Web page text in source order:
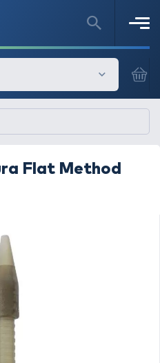
Flat Method